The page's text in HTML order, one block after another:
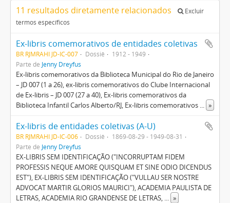
11 resultados diretamente relacionados
Excluir
termos específicos
Ex-libris comemorativos de entidades coletivas
BR RJMRAHI JD-IC-007 Dossiê
1912 - 1949
Parte de Jenny Dreyfus
Ex-libris comemorativos da Biblioteca Municipal do Rio de Janeiro
– JD 007 (1 a 26), ex-libris comemorativos do Clube Internacional
de Ex-libris – JD 007 (27 a 40), Ex-libris comemorativos da
Biblioteca Infantil Carlos Alberto/RJ, Ex-libris comemorativos ... »
Ex-libris de entidades coletivas (A-U)
BR RJMRAHI JD-IC-006 Dossiê
1869-08-29 - 1949-08-31
Parte de Jenny Dreyfus
EX-LIBRIS SEM IDENTIFICAÇÃO ("INCORRUPTAM FIDEM
PROFESSIS NEQUE AMORE QUISQUAM ET SINE ODIO DICENDUS
EST"), EX-LIBRIS SEM IDENTIFICAÇÃO ("VULLAU SER NOSTRE
ADVOCAT MARTIR GLORIOS MAURICI"), ACADEMIA PAULISTA DE
LETRAS, ACADEMIA RIO GRANDENSE DE LETRAS, ... »